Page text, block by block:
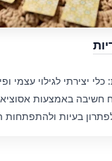
יצירתי לגילוי עצמי
חשיבה באמצעות
בעיות ולהתפתחות